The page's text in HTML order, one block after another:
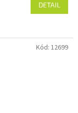
DETAIL
Kód: 12699